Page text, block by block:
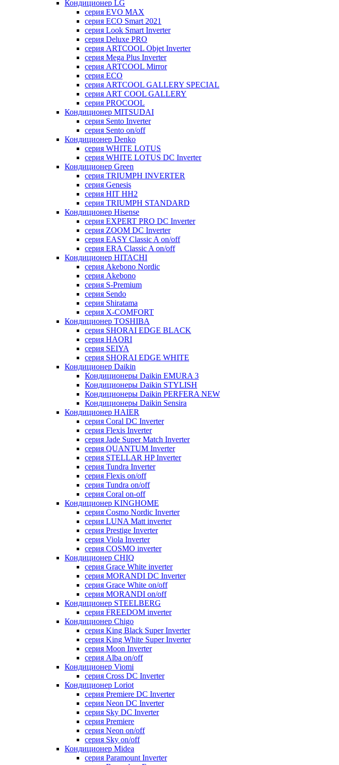
Кондиционер LG
серия EVO MAX
серия ECO Smart 2021
серия Look Smart Inverter
серия Deluxe PRO
серия ARTCOOL Objet Inverter
серия Mega Plus Inverter
серия ARTCOOL Mirror
серия ECO
серия ARTCOOL GALLERY SPECIAL
серия ART COOL GALLERY
серия PROCOOL
Кондиционер MITSUDAI
серия Sento Inverter
серия Sento on/off
Кондиционер Denko
серия WHITE LOTUS
серия WHITE LOTUS DC Inverter
Кондиционер Green
серия TRIUMPH INVERTER
серия Genesis
серия HIT HH2
серия TRIUMPH STANDARD
Кондиционер Hisense
серия EXPERT PRO DC Inverter
серия ZOOM DC Inverter
серия EASY Classic A on/off
серия ERA Classic A on/off
Кондиционер HITACHI
cерия Akebono Nordic
серия Akebono
серия S-Premium
серия Sendo
серия Shiratama
серия X-COMFORT
Кондиционер TOSHIBA
серия SHORAI EDGE BLACK
серия HAORI
серия SEIYA
серия SHORAI EDGE WHITE
Кондиционер Daikin
Кондиционеры Daikin EMURA 3
Кондиционеры Daikin STYLISH
Кондиционеры Daikin PERFERA NEW
Кондиционеры Daikin Sensira
Кондиционер HAIER
серия Coral DC Inverter
серия Flexis Inverter
серия Jade Super Match Inverter
серия QUANTUM Inverter
серия STELLAR HP Inverter
серия Tundra Inverter
серия Flexis on/off
серия Tundra on/off
серия Coral on-off
Кондиционер KINGHOME
серия Cosmo Nordic Inverter
серия LUNA Matt inverter
серия Prestige Inverter
серия Viola Inverter
серия COSMO inverter
Кондиционер CHIQ
серия Grace White inverter
серия MORANDI DC Inverter
серия Grace White on/off
серия MORANDI on/off
Кондиционер STEELBERG
серия FREEDOM inverter
Кондиционер Chigo
серия King Black Super Inverter
серия King White Super Inverter
серия Moon Inverter
серия Alba on/off
Кондиционер Viomi
серия Cross DC Inverter
Кондиционер Loriot
серия Premiere DC Inverter
серия Neon DC Inverter
серия Sky DC Inverter
серия Premiere
серия Neon on/off
серия Sky on/off
Кондиционер Midea
серия Paramount Inverter